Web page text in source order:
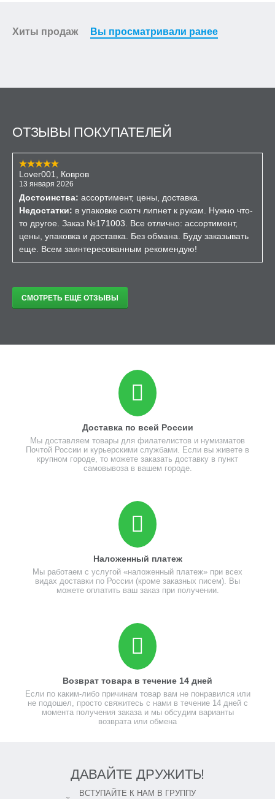
Хиты продаж Вы просматривали ранее
ОТЗЫВЫ ПОКУПАТЕЛЕЙ
Lover001, Ковров
13 января 2026
Достоинства: ассортимент, цены, доставка.
Недостатки: в упаковке скотч липнет к рукам. Нужно что-
то другое. Заказ №171003. Все отлично: ассортимент,
цены, упаковка и доставка. Без обмана. Буду заказывать
еще. Всем заинтересованным рекомендую!
СМОТРЕТЬ ЕЩЁ ОТЗЫВЫ
Доставка по всей России
Мы доставляем товары для филателистов и нумизматов
Почтой России и курьерскими службами. Если вы живете в
крупном городе, то можете заказать доставку в пункт
самовывоза в вашем городе.
Наложенный платеж
Мы работаем с услугой «наложенный платеж» при всех
видах доставки по России (кроме заказных писем). Вы
можете оплатить ваш заказ при получении.
Возврат товара в течение 14 дней
Если по каким-либо причинам товар вам не понравился или
не подошел, просто свяжитесь с нами в течение 14 дней с
момента получения заказа и мы обсудим варианты
возврата или обмена
ДАВАЙТЕ ДРУЖИТЬ!
ВСТУПАЙТЕ К НАМ В ГРУППУ